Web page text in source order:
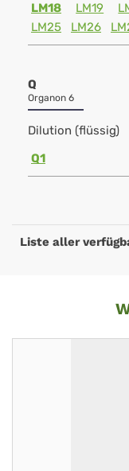
LM18
LM19
LM25
LM26
Q
Organon 6
Dilution (flüssig)
Q1
Liste aller